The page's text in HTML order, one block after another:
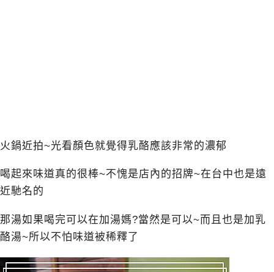
火鍋近拍~光看顏色就覺得乳酪應該非常的濃郁
喝起來味道真的很棒~不愧是店內的招牌~在台中也是遠
近馳名的
那湯如果喝完可以在加湯媽?當然是可以~而且也是加乳
酪湯~所以不怕味道被稀釋了